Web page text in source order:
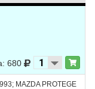
680
MAZDA PROTEGE